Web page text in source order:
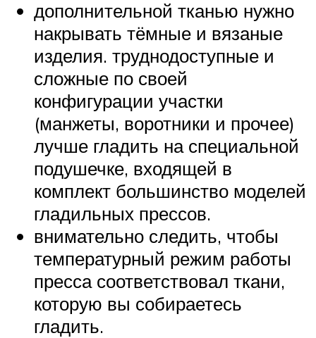
дополнительной тканью нужно
накрывать тёмные и вязаные
изделия. труднодоступные и
сложные по своей
конфигурации участки
(манжеты, воротники и прочее)
лучше гладить на специальной
подушечке, входящей в
комплект большинство моделей
гладильных прессов.
внимательно следить, чтобы
температурный режим работы
пресса соответствовал ткани,
которую вы собираетесь
гладить.